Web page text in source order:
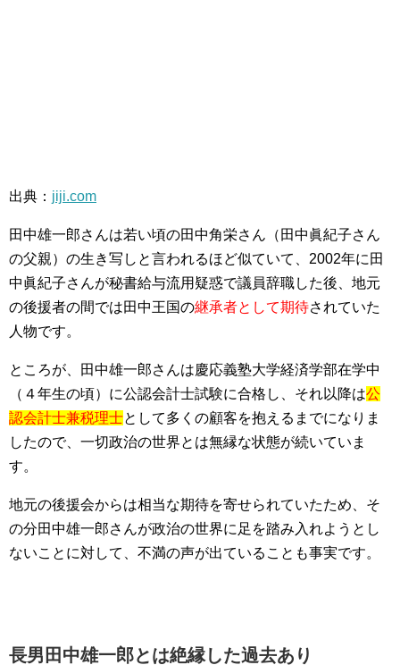
出典： jiji.com
田中雄一郎さんは若い頃の田中角栄さん（田中眞紀子さん
の父親）の生き写しと言われるほど似ていて、2002年に田
中眞紀子さんが秘書給与流用疑惑で議員辞職した後、地元
の後援者の間では田中王国の継承者として期待されていた
人物です。
ところが、田中雄一郎さんは慶応義塾大学経済学部在学中
（４年生の頃）に公認会計士試験に合格し、それ以降は公
認会計士兼税理士として多くの顧客を抱えるまでになりま
したので、一切政治の世界とは無縁な状態が続いていま
す。
地元の後援会からは相当な期待を寄せられていたため、そ
の分田中雄一郎さんが政治の世界に足を踏み入れようとし
ないことに対して、不満の声が出ていることも事実です。
長男田中雄一郎とは絶縁した過去あり